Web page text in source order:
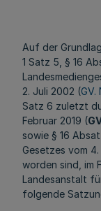
Auf der
1 Satz 5, § 16
2. Juli 2002 (GV.
Satz 6 zuletzt
Februar 2019 (
sowie § 16
Gesetzes vom
worden sind, im
Landesanstalt
folgende